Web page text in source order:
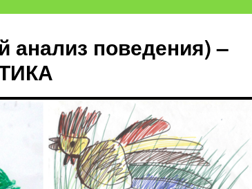
анализ поведения) –